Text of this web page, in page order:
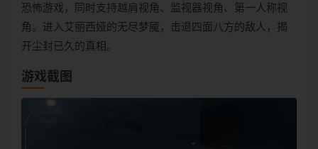
恐怖游戏，同时支持越肩视角、监视器视角、第一人称视
角。进入艾丽西娅的无尽梦魇，击退四面八方的敌人，揭
开尘封已久的真相。
游戏截图